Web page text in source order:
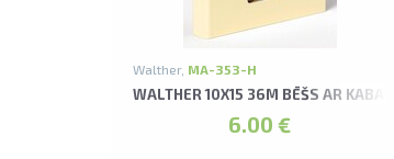
Walther, MA-353-H
WALTHER 10X15 36M BĒŠS AR
6.00 €